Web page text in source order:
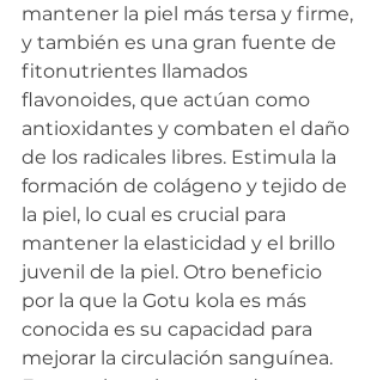
mantener la piel más tersa y firme,
y también es una gran fuente de
fitonutrientes llamados
flavonoides, que actúan como
antioxidantes y combaten el daño
de los radicales libres. Estimula la
formación de colágeno y tejido de
la piel, lo cual es crucial para
mantener la elasticidad y el brillo
juvenil de la piel. Otro beneficio
por la que la Gotu kola es más
conocida es su capacidad para
mejorar la circulación sanguínea.